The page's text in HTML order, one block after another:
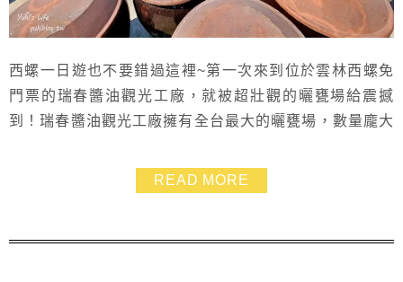
西螺一日遊也不要錯過這裡~第一次來到位於雲林西螺免
門票的瑞春醬油觀光工廠，就被超壯觀的曬甕場給震撼
到！瑞春醬油觀光工廠擁有全台最大的曬甕場，數量龐大
常適合全家大小一起來逛逛，小孩能遊玩放電，大人也可
參觀採買，重點是瑞春醬油觀光工廠免門票，這麼佛心的
READ MORE